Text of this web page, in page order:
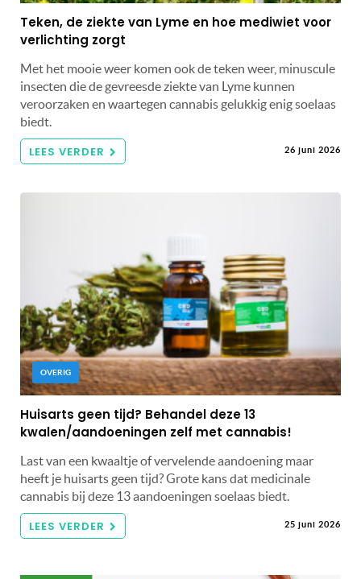
Teken, de ziekte van Lyme en hoe mediwiet voor
verlichting zorgt
Met het mooie weer komen ook de teken weer, minuscule
insecten die de gevreesde ziekte van Lyme kunnen
veroorzaken en waartegen cannabis gelukkig enig soelaas
biedt.
LEES VERDER 26 juni 2026
OVERIG
Huisarts geen tijd? Behandel deze 13
kwalen/aandoeningen zelf met cannabis!
Last van een kwaaltje of vervelende aandoening maar
heeft je huisarts geen tijd? Grote kans dat medicinale
cannabis bij deze 13 aandoeningen soelaas biedt.
LEES VERDER 25 juni 2026